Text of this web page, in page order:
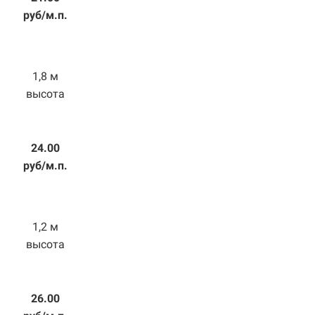
руб/м.п.
1,8 м
высота
24.00
руб/м.п.
1,2 м
высота
26.00